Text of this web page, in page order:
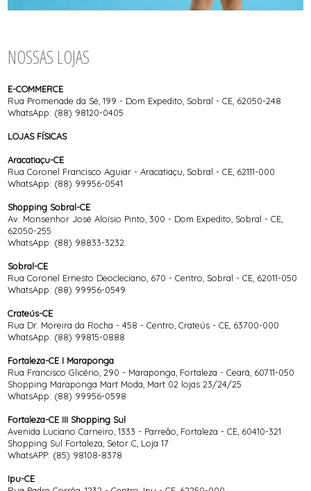
NOSSAS LOJAS
E-COMMERCE
Rua Promenade da Sé, 199 - Dom Expedito, Sobral - CE, 62050-248
WhatsApp: (88) 98120-0405
LOJAS FÍSICAS
Aracatiaçu-CE
Rua Coronel Francisco Aguiar - Aracatiaçu, Sobral - CE, 62111-000
WhatsApp: (88) 99956-0541
Shopping Sobral-CE
Av. Monsenhor José Aloísio Pinto, 300 - Dom Expedito, Sobral - CE,
62050-255
WhatsApp: (88) 98833-3232
Sobral-CE
Rua Coronel Ernesto Deocleciano, 670 - Centro, Sobral - CE, 62011-050
WhatsApp: (88) 99956-0549
Crateús-CE
Rua Dr. Moreira da Rocha - 458 - Centro, Crateús - CE, 63700-000
WhatsApp: (88) 99815-0888
Fortaleza-CE I Maraponga
Rua Francisco Glicério, 290 - Maraponga, Fortaleza - Ceará, 60711-050
Shopping Maraponga Mart Moda, Mart 02 lojas 23/24/25
WhatsApp: (88) 99956-0598
Fortaleza-CE III Shopping Sul
Avenida Luciano Carneiro, 1333 - Parreão, Fortaleza - CE, 60410-321
Shopping Sul Fortaleza, Setor C, Loja 17
WhatsAPP: (85) 98108-8378
Ipu-CE